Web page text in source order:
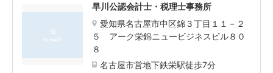
早川公認会計士・税理士事務所
愛知県名古屋市中区錦３丁目１１－２
５ アーク栄錦ニュービジネスビル８０
８
名古屋市営地下鉄栄駅徒歩7分